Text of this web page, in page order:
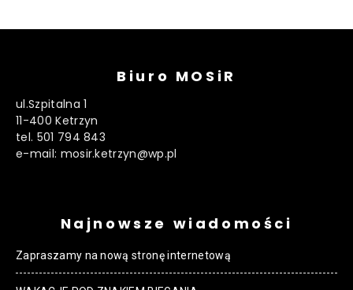
Biuro MOSiR
ul.Szpitalna 1
11-400 Ketrzyn
tel. 501 794 843
e-mail: mosir.ketrzyn@wp.pl
Najnowsze wiadomości
Zapraszamy na nową stronę internetową